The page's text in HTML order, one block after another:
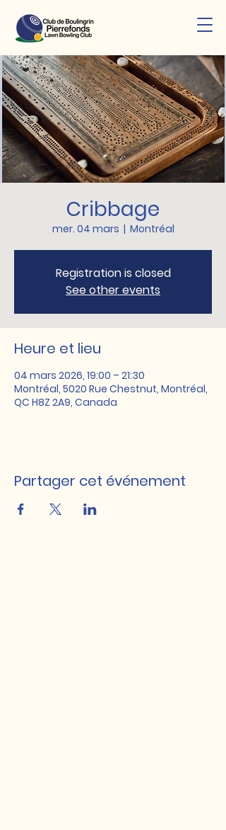
Cribbage
mer. 04 mars
  |
Montréal
Registration is closed
See other events
Heure et lieu
04 mars 2026, 19:00 – 21:30
Montréal, 5020 Rue Chestnut, Montréal,
QC H8Z 2A9, Canada
Partager cet événement